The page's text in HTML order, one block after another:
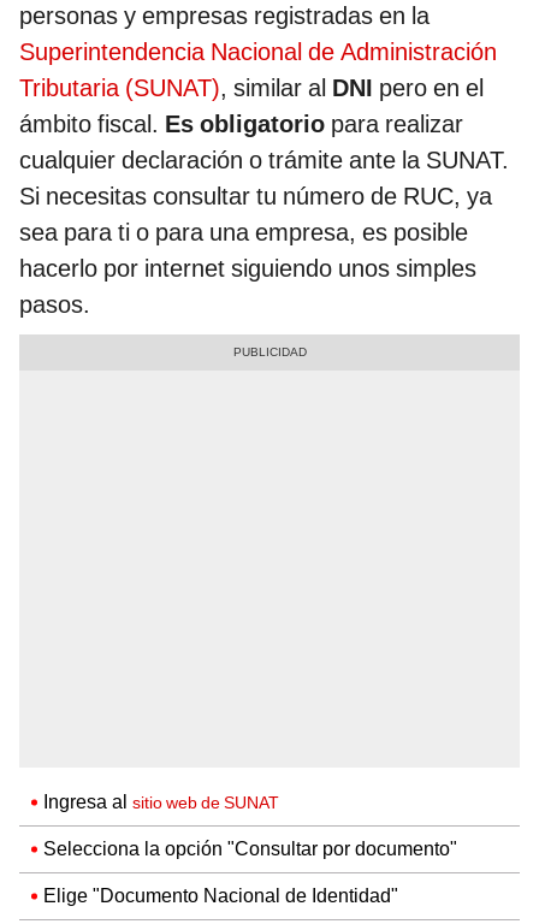
personas y empresas registradas en la
Superintendencia Nacional de Administración
Tributaria (SUNAT), similar al DNI pero en el
ámbito fiscal. Es obligatorio para realizar
cualquier declaración o trámite ante la SUNAT.
Si necesitas consultar tu número de RUC, ya
sea para ti o para una empresa, es posible
hacerlo por internet siguiendo unos simples
pasos.
Ingresa al sitio web de SUNAT
Selecciona la opción "Consultar por documento"
Elige "Documento Nacional de Identidad"